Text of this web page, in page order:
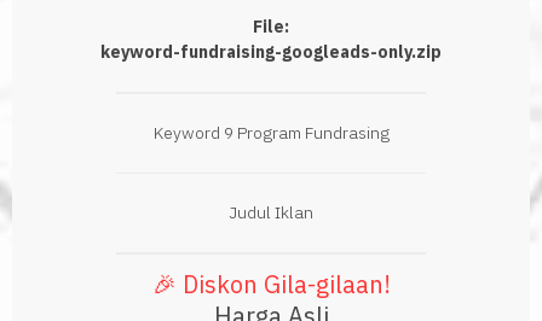
File:
keyword-fundraising-googleads-only.zip
Keyword 9 Program Fundrasing
Judul Iklan
🎉 Diskon Gila-gilaan!